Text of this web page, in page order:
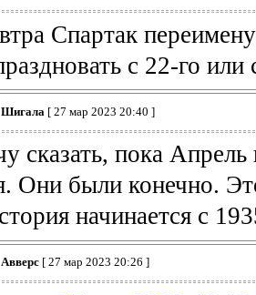
Спартак
с 22-го или
Шигала [ 27 мар 2023 20:40 ]
сказать, пока
Они были конечно.
начинается с
Авверс[ 27 мар 2023 20:26 ]